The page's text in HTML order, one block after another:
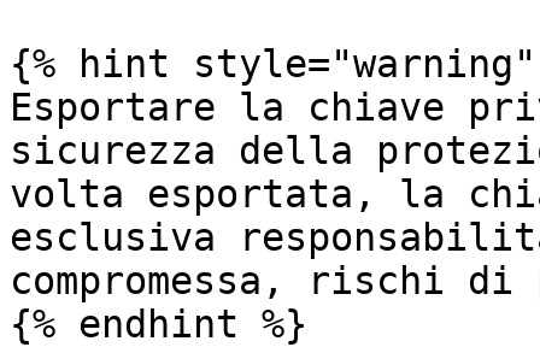
{% hint style="warning"
Esportare la chiave
sicurezza della
volta esportata, la
esclusiva
compromessa, rischi
{% endhint %}